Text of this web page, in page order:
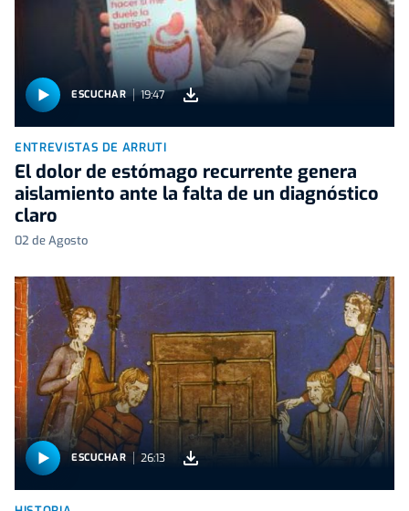
ESCUCHAR 19:47
ENTREVISTAS DE ARRUTI
El dolor de estómago recurrente genera
aislamiento ante la falta de un diagnóstico
claro
02 de Agosto
ESCUCHAR 26:13